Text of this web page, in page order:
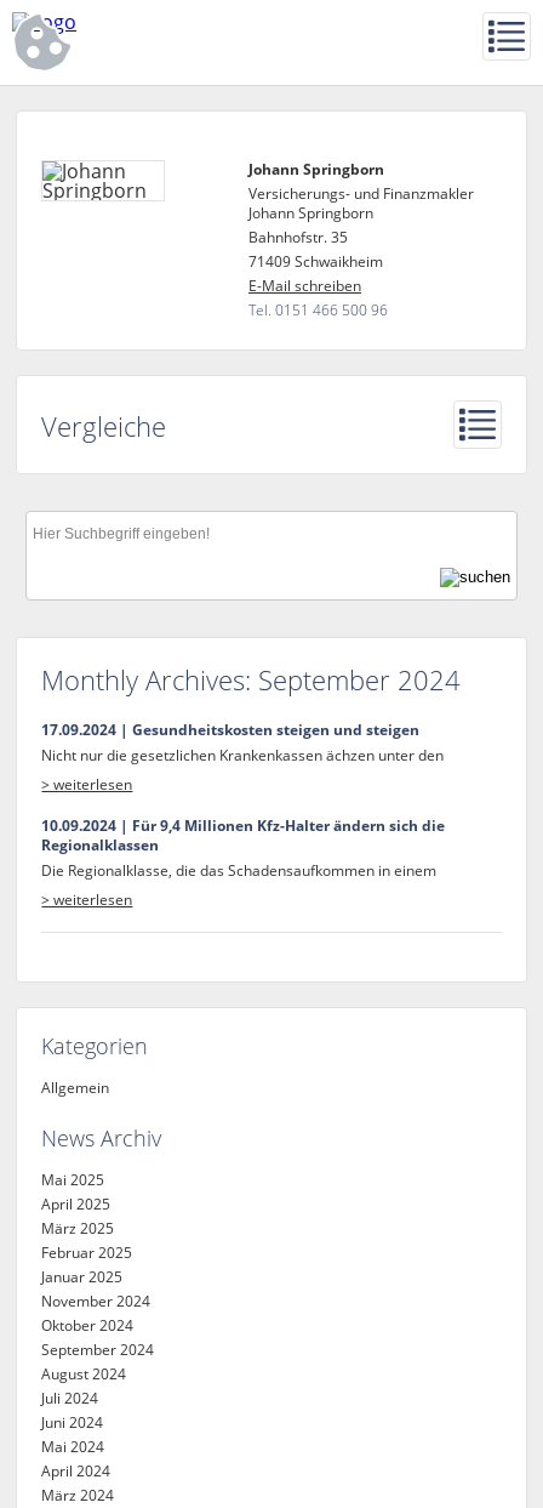
Johann Springborn
Versicherungs- und Finanzmakler
Johann Springborn
Bahnhofstr. 35
71409 Schwaikheim
E-Mail schreiben
Tel. 0151 466 500 96
Vergleiche
Monthly Archives: September 2024
17.09.2024 | Gesundheitskosten steigen und steigen
Nicht nur die gesetzlichen Krankenkassen ächzen unter den
> weiterlesen
10.09.2024 | Für 9,4 Millionen Kfz-Halter ändern sich die
Regionalklassen
Die Regionalklasse, die das Schadensaufkommen in einem
> weiterlesen
Kategorien
Allgemein
News Archiv
Mai 2025
April 2025
März 2025
Februar 2025
Januar 2025
November 2024
Oktober 2024
September 2024
August 2024
Juli 2024
Juni 2024
Mai 2024
April 2024
März 2024